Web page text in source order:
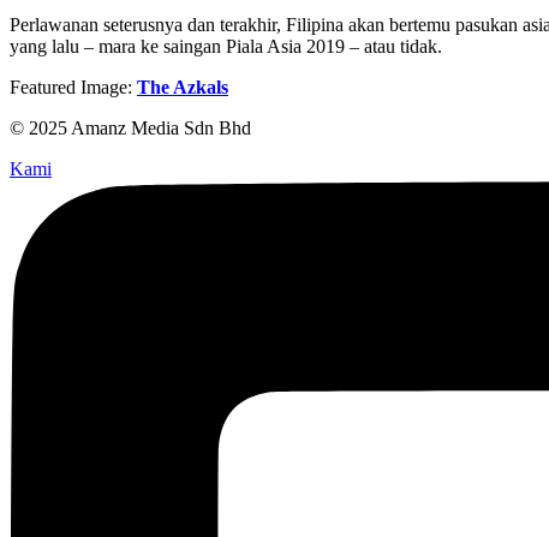
Perlawanan seterusnya dan terakhir, Filipina akan bertemu pasukan
yang lalu – mara ke saingan Piala Asia 2019 – atau tidak.
Featured Image: The Azkals
© 2025 Amanz Media Sdn Bhd
Kami